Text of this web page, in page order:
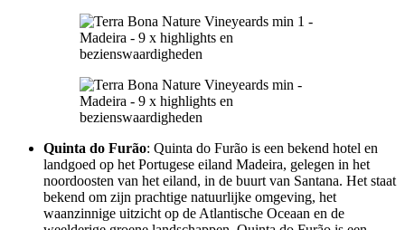
Quinta do Furão: Quinta do Furão is een bekend hotel en
landgoed op het Portugese eiland Madeira, gelegen in het
noordoosten van het eiland, in de buurt van Santana. Het staat
bekend om zijn prachtige natuurlijke omgeving, het
waanzinnige uitzicht op de Atlantische Oceaan en de